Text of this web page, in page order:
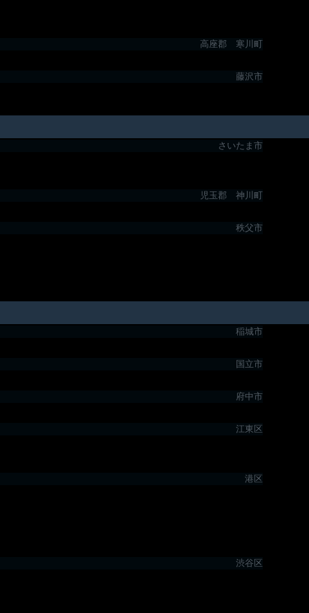
高座郡 寒川町
藤沢市
さいたま市
児玉郡 神川町
秩父市
稲城市
国立市
府中市
江東区
港区
渋谷区